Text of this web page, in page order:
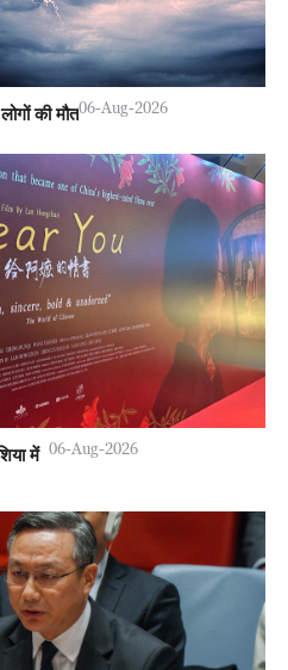
की मौत06-Aug-2026
में 06-Aug-2026